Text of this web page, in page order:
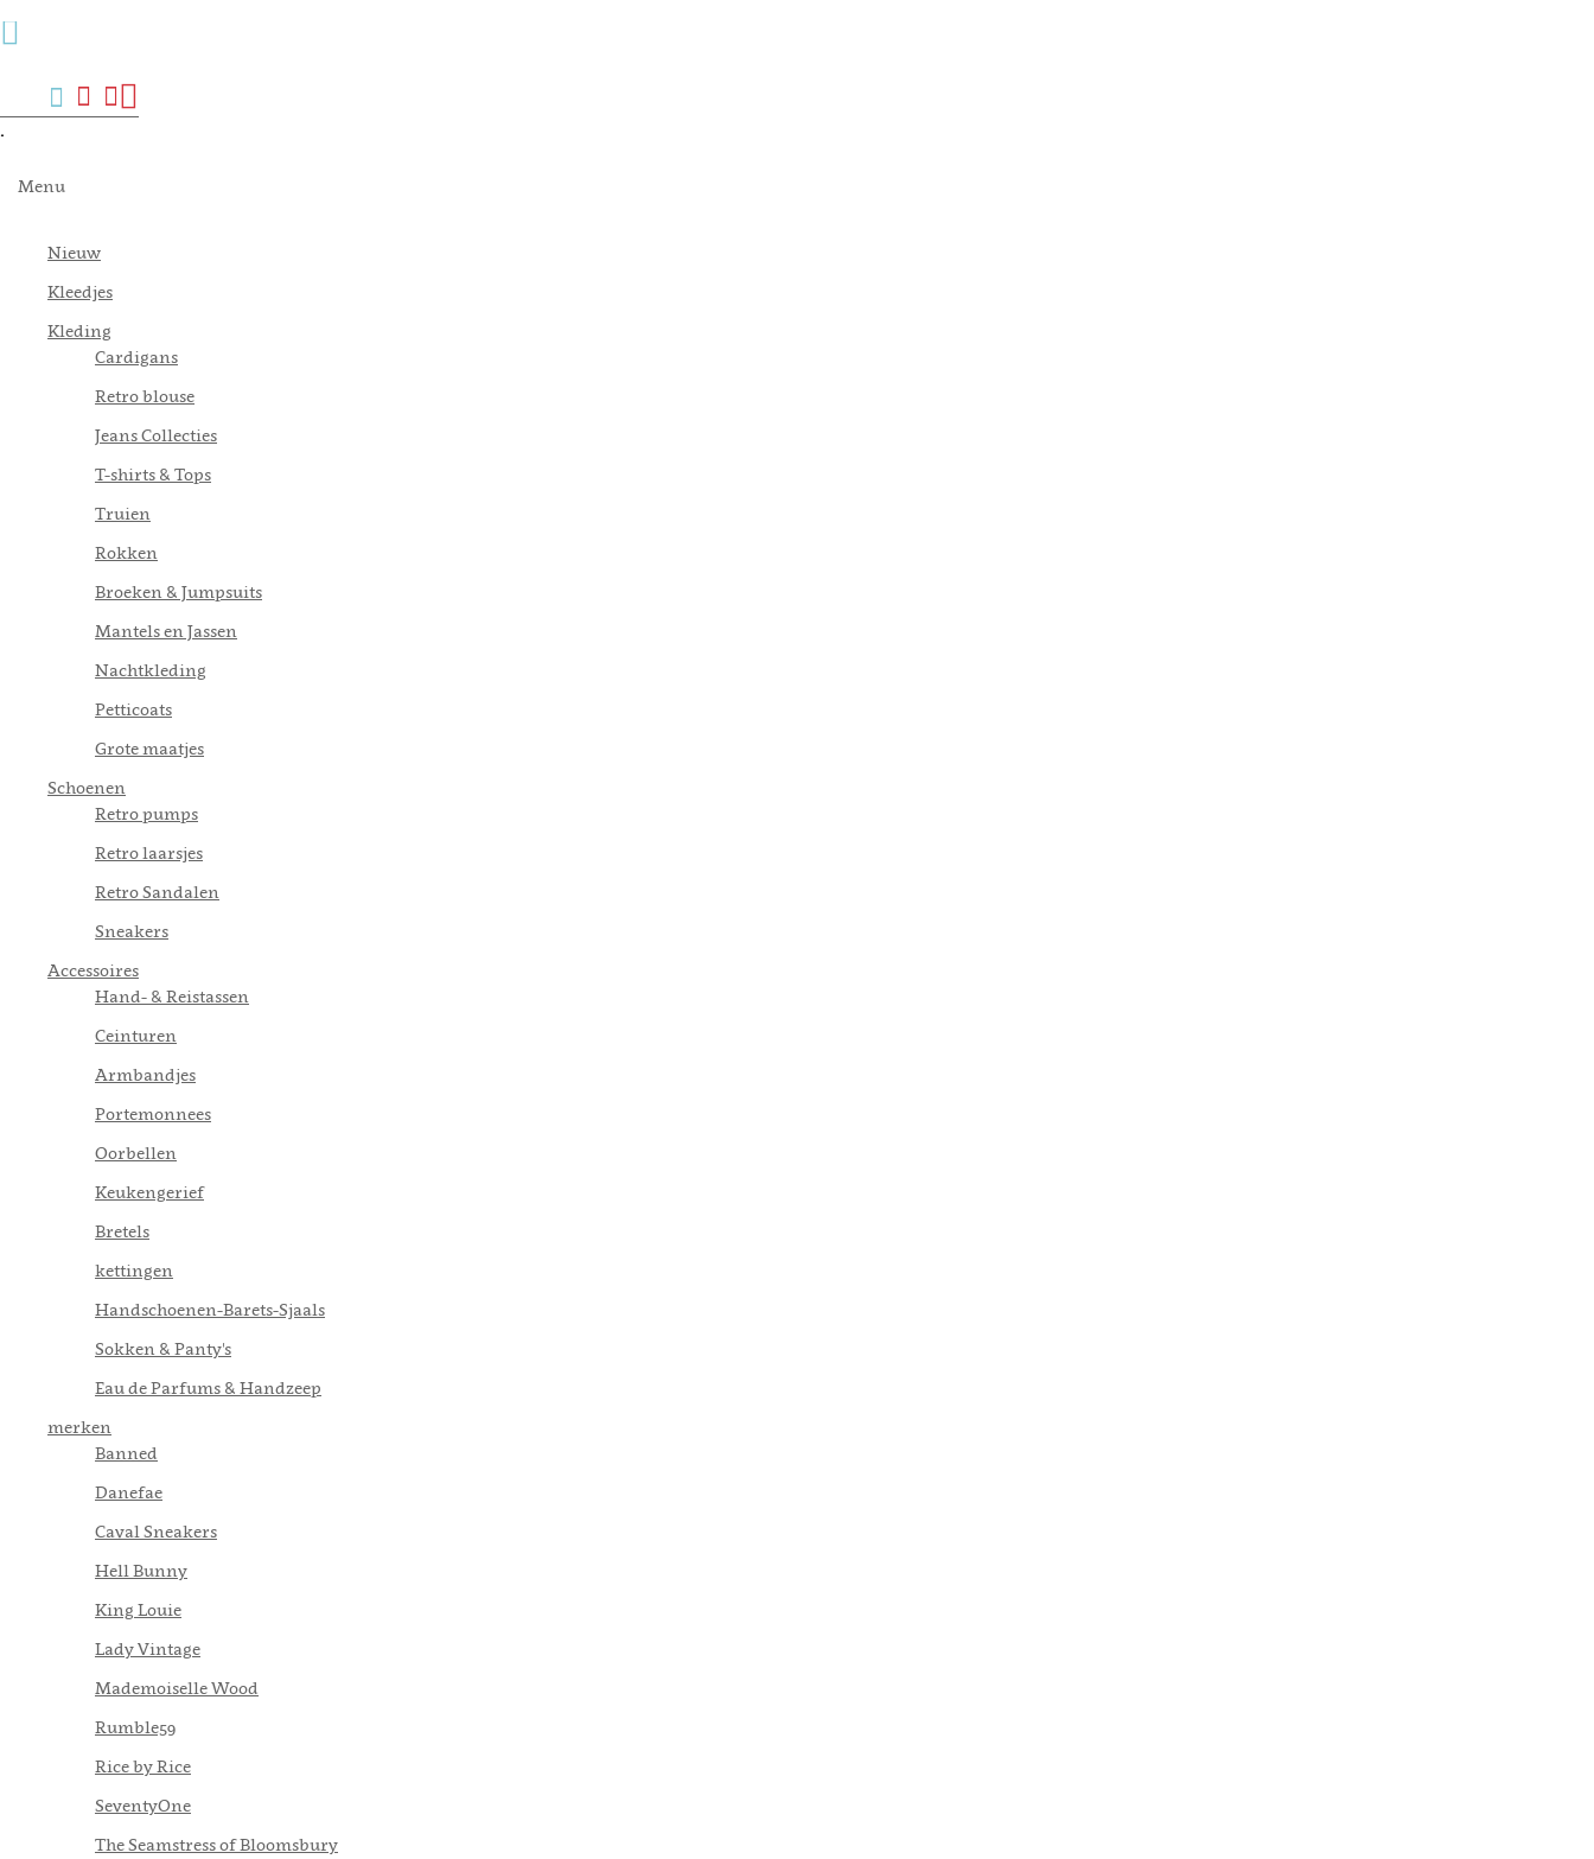
Verlanglijst
Mijn
account
Zoek
.
Menu
Nieuw
Kleedjes
Kleding
Cardigans
Retro blouse
Jeans Collecties
T-shirts & Tops
Truien
Rokken
Broeken & Jumpsuits
Mantels en Jassen
Nachtkleding
Petticoats
Grote maatjes
Schoenen
Retro pumps
Retro laarsjes
Retro Sandalen
Sneakers
Accessoires
Hand- & Reistassen
Ceinturen
Armbandjes
Portemonnees
Oorbellen
Keukengerief
Bretels
kettingen
Handschoenen-Barets-Sjaals
Sokken & Panty's
Eau de Parfums & Handzeep
merken
Banned
Danefae
Caval Sneakers
Hell Bunny
King Louie
Lady Vintage
Mademoiselle Wood
Rumble59
Rice by Rice
SeventyOne
The Seamstress of Bloomsbury